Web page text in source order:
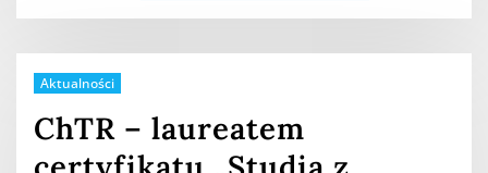
Aktualności
ChTR – laureatem